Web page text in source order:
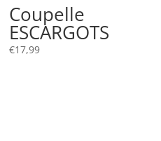
Coupelle
ESCARGOTS
€17,99